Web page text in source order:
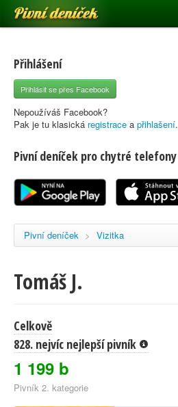
Pivní deníček
Pivní mapa
Pivní značky
Nápověda
Registrace
Přihlášení
Přihlásit se přes Facebook
Nepoužíváš Facebook?
Pak je tu klasická registrace a přihlašení.
Pivní deníček pro chytré telefony
Pivní deníček > Vizitka
Tomáš J.
Celkově
828. nejvíc nejlepší pivník
1 199 b
Pivník 2. kategorie